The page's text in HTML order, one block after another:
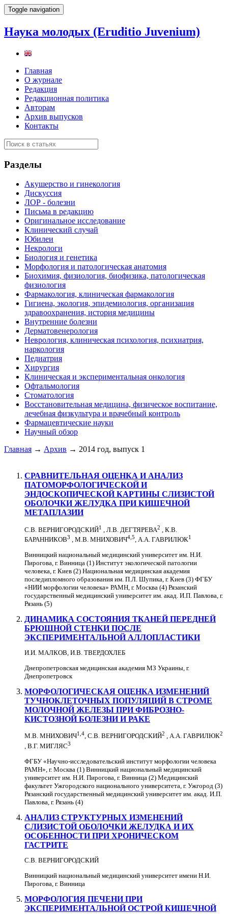
Toggle navigation
Наука молодых (Eruditio Juvenium)
Главная
О журнале
Редакция
Редакционная политика
Авторам
Архив выпусков
Контакты
Разделы
Акушерство и гинекология
Дискуссия
ЛОР - болезни
Письма в редакцию
Оригинальное исследование
Клинический случай
Юбилеи
Некрологи
Биология и генетика
Морфология и патологическая анатомия
Биохимия, физиология, биофизика, патологическая
физиология
Фармакология, клиническая фармакология
Гигиена, экология, эпидемиология, организация
здравоохранения, история медицины
Внутренние болезни
Дерматовенерология
Неврология, клиническая психология, психиатрия,
наркология
Педиатрия
Хирургия
Клиническая и экспериментальная онкология
Офтальмология
Стоматология
Восстановительная медицина, физическое воспитание,
лечебная физкультура и врачебный контроль
Фармацевтические науки
Научный обзор
Главная → Архив → 2014 год, выпуск 1
СРАВНИТЕЛЬНАЯ ОЦЕНКА И АНАЛИЗ
ПАТОМОРФОЛОГИЧЕСКОЙ И
ЭНДОСКОПИЧЕСКОЙ КАРТИНЫ СЛИЗИСТОЙ
ОБОЛОЧКИ ЖЕЛУДКА ПРИ КИШЕЧНОЙ
МЕТАПЛАЗИИ
С.В. ВЕРНИГОРОДСКИЙ1 , Л.В. ДЕГТЯРЕВА2 , К.В.
БАРАННИКОВ3 , М.В. МНИХОВИЧ4,5, А.А. ГАВРИЛЮК1
Винницкий национальный медицинский университет им. Н.И.
Пирогова, г. Винница (1) Институт экологической патологии
человека, г. Киев (2) Национальная медицинская академия
последипломного образования им. П.Л. Шупика, г. Киев (3) ФГБУ
«НИИ морфологии человека» РАМН, г. Москва (4) Рязанский
государственный медицинский университет им. акад. И.П. Павлова, г.
Рязань (5)
ДИНАМИКА СОСТОЯНИЯ ТКАНЕЙ ПЕРЕДНЕЙ
БРЮШНОЙ СТЕНКИ ПОСЛЕ
ЭКСПЕРИМЕНТАЛЬНОЙ АЛЛОПЛАСТИКИ
И.И. МАЛКОВ, И.В. ТВЕРДОХЛЕБ
Днепропетровская медицинская академия МЗ Украины, г.
Днепропетровск
МОРФОЛОГИЧЕСКАЯ ОЦЕНКА ИЗМЕНЕНИЙ
ТУЧНОКЛЕТОЧНЫХ ПОПУЛЯЦИЙ В СТРОМЕ
МОЛОЧНОЙ ЖЕЛЕЗЫ ПРИ ФИБРОЗНО-
КИСТОЗНОЙ БОЛЕЗНИ И РАКЕ
М.В. МНИХОВИЧ1,4, С.В. ВЕРНИГОРОДСКИЙ2 , А.А. ГАВРИЛЮК2
, В.Г. МИГЛЯС3
ФГБУ «Научно-исследовательский институт морфологии человека
РАМН», г. Москва (1) Винницкий национальный медицинский
университет им. Н.И. Пирогова, г. Винница (2) Медицинский
факультет Ужгородского национального университета, г. Ужгород (3)
Рязанский государственный медицинский университет им. акад. И.П.
Павлова, г. Рязань (4)
АНАЛИЗ СТРУКТУРНЫХ ИЗМЕНЕНИЙ
СЛИЗИСТОЙ ОБОЛОЧКИ ЖЕЛУДКА И ИХ
ОСОБЕННОСТИ ПРИ ХРОНИЧЕСКОМ
ГАСТРИТЕ
С.В. ВЕРНИГОРОДСКИЙ
Винницкий национальный медицинский университет имени Н.И.
Пирогова, г. Винница
МОРФОЛОГИЯ ПЕЧЕНИ ПРИ
ЭКСПЕРИМЕНТАЛЬНОЙ ОСТРОЙ КИШЕЧНОЙ